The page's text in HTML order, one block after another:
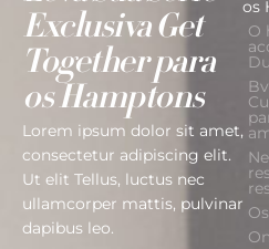
os
O
Exclusiva Get
Together para
os Hamptons
Lorem ipsum dolor sit amet,
consectetur adipiscing elit.
Ut elit Tellus, luctus nec
ullamcorper mattis, pulvinar
dapibus leo.